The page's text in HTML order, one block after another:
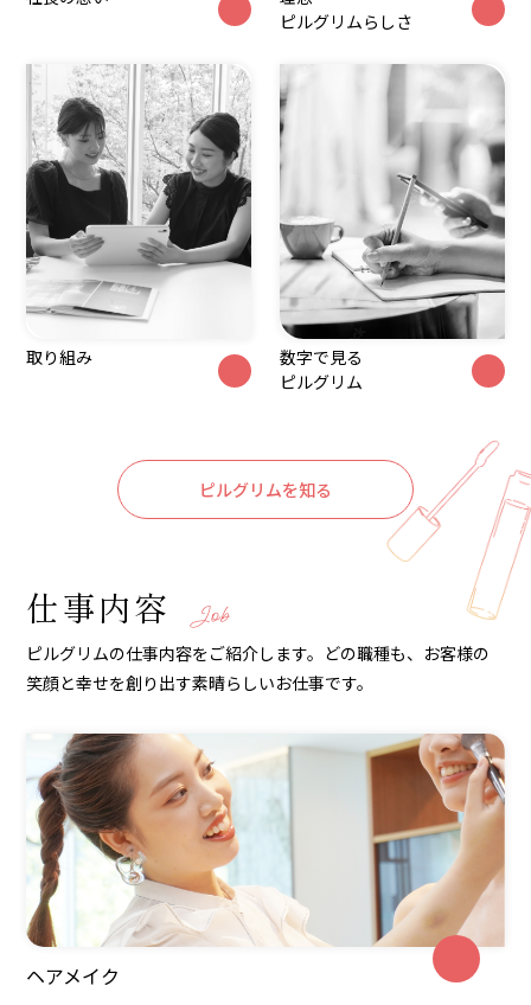
ピルグリムらしさ
取り組み
数字で見る
ピルグリム
ピルグリムを知る
仕事内容 Job
ピルグリムの仕事内容をご紹介します。どの職種も、お客様の
笑顔と幸せを創り出す素晴らしいお仕事です。
ヘアメイク